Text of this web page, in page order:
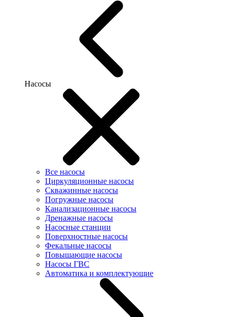
Насосы
Все насосы
Циркуляционные насосы
Скважинные насосы
Погружные насосы
Канализационные насосы
Дренажные насосы
Насосные станции
Поверхностные насосы
Фекальные насосы
Повышающие насосы
Насосы ГВС
Автоматика и комплектующие